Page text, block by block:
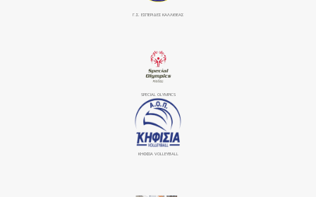
Γ.Σ. ΕΣΠΕΡΙΔΕΣ ΚΑΛΛΙΘΕΑΣ
SPECIAL OLYMPICS
ΚΗΦΙΣΙΆ VOLLEYBALL